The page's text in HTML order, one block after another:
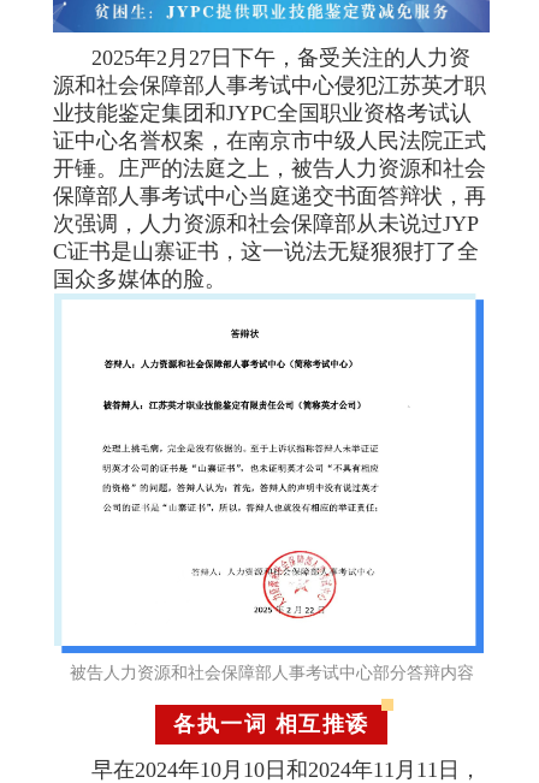
2025年2月27日下午，备受关注的人力资
源和社会保障部人事考试中心侵犯江苏英才职
业技能鉴定集团和JYPC全国职业资格考试认
证中心名誉权案，在南京市中级人民法院正式
开锤。庄严的法庭之上，被告人力资源和社会
保障部人事考试中心当庭递交书面答辩状，再
次强调，人力资源和社会保障部从未说过JYP
C证书是山寨证书，这一说法无疑狠狠打了全
国众多媒体的脸。
被告人力资源和社会保障部人事考试中心部分答辩内容
各执一词 相互推诿
早在2024年10月10日和2024年11月11日，